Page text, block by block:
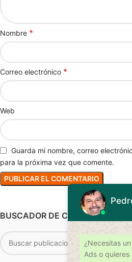
Nombre *
Correo electrónico *
Web
Guarda mi nombre, correo
para la próxima vez que comente.
BUSCADOR DE CONTENIDOS Y
¿Necesitas
Ads o quieres